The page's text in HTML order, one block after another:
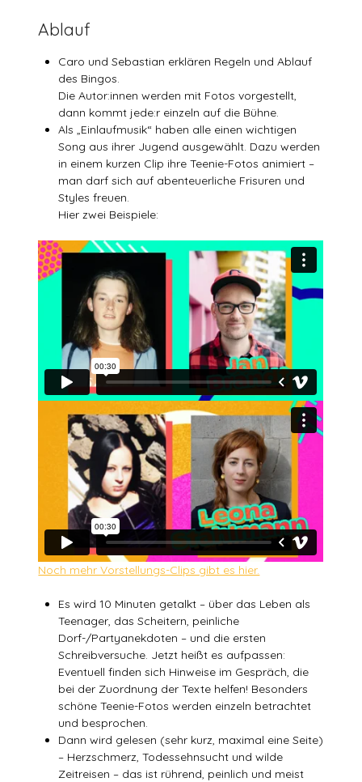
Ablauf
Caro und Sebastian erklären Regeln und Ablauf
des Bingos.
Die Autor:innen werden mit Fotos vorgestellt,
dann kommt jede:r einzeln auf die Bühne.
Als „Einlaufmusik“ haben alle einen wichtigen
Song aus ihrer Jugend ausgewählt. Dazu werden
in einem kurzen Clip ihre Teenie-Fotos animiert –
man darf sich auf abenteuerliche Frisuren und
Styles freuen.
Hier zwei Beispiele:
Noch mehr Vorstellungs-Clips gibt es hier.
Es wird 10 Minuten getalkt – über das Leben als
Teenager, das Scheitern, peinliche
Dorf-/Partyanekdoten – und die ersten
Schreibversuche. Jetzt heißt es aufpassen:
Eventuell finden sich Hinweise im Gespräch, die
bei der Zuordnung der Texte helfen! Besonders
schöne Teenie-Fotos werden einzeln betrachtet
und besprochen.
Dann wird gelesen (sehr kurz, maximal eine Seite)
– Herzschmerz, Todessehnsucht und wilde
Zeitreisen – das ist rührend, peinlich und meist